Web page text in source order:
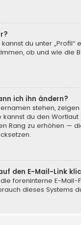
du unter
ob und wie die
ich ihn ändern?
stehen,
du den
Rang zu erhöhen —
den E-Mail-Link
foreninterne E-
dieses Systems